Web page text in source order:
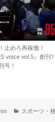
止めろ再稼働！
voice vol.5』創刊1
号！
カ
スポーツ・